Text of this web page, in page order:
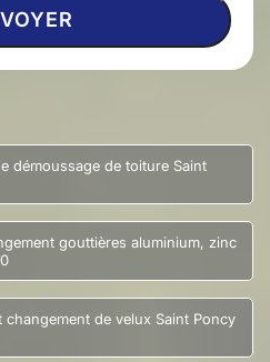
démoussage de toiture Saint
gouttières aluminium, zinc
changement de velux Saint Poncy